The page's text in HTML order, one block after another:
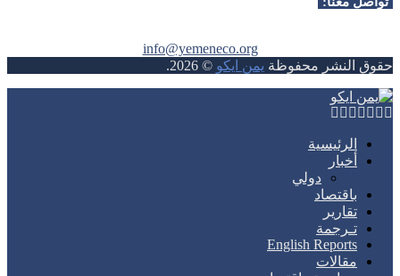
info@yemeneco.org
حقوق النشر محفوظة يمن ايكو©
2026
.
Facebook
Twitter
Instagram
Youtube
Rss
Telegram
Whatsapp
الرئيسية
أخبار
دولي
باقتصاد
تقارير
تـرجمة
English Reports
مقالات